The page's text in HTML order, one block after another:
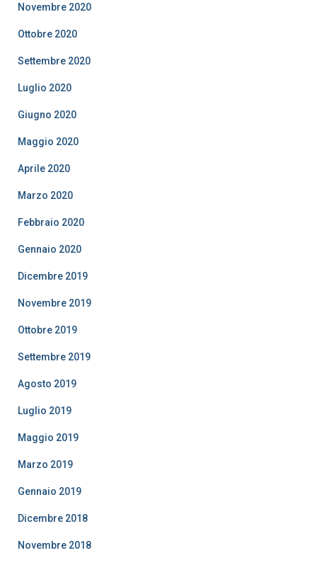
Novembre 2020
Ottobre 2020
Settembre 2020
Luglio 2020
Giugno 2020
Maggio 2020
Aprile 2020
Marzo 2020
Febbraio 2020
Gennaio 2020
Dicembre 2019
Novembre 2019
Ottobre 2019
Settembre 2019
Agosto 2019
Luglio 2019
Maggio 2019
Marzo 2019
Gennaio 2019
Dicembre 2018
Novembre 2018